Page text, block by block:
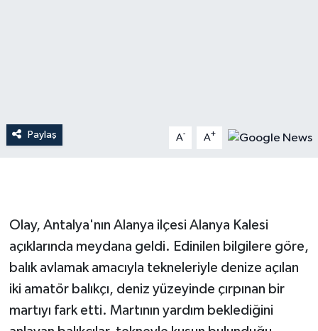
Paylaş A- A+
Olay, Antalya'nın Alanya ilçesi Alanya Kalesi
açıklarında meydana geldi. Edinilen bilgilere göre,
balık avlamak amacıyla tekneleriyle denize açılan
iki amatör balıkçı, deniz yüzeyinde çırpınan bir
martıyı fark etti. Martının yardım beklediğini